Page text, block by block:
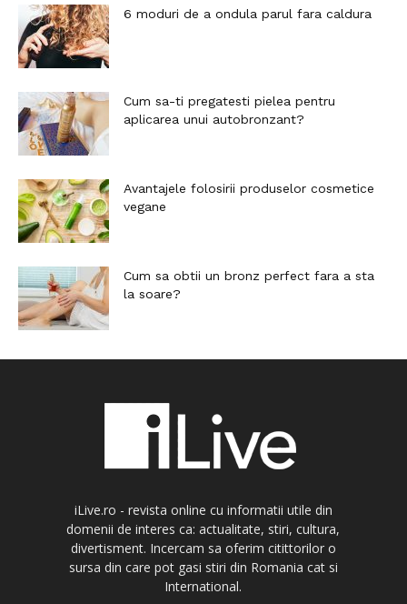
6 moduri de a ondula parul fara caldura
Cum sa-ti pregatesti pielea pentru
aplicarea unui autobronzant?
Avantajele folosirii produselor cosmetice
vegane
Cum sa obtii un bronz perfect fara a sta
la soare?
iLive.ro - revista online cu informatii utile din
domenii de interes ca: actualitate, stiri, cultura,
divertisment. Incercam sa oferim citittorilor o
sursa din care pot gasi stiri din Romania cat si
International.